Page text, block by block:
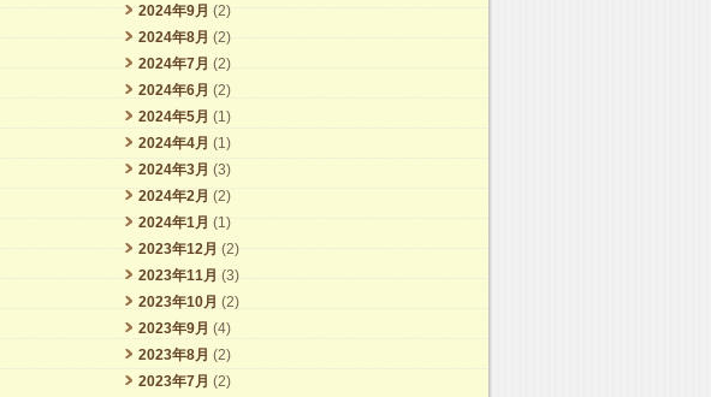
2024年9月 (2)
2024年8月 (2)
2024年7月 (2)
2024年6月 (2)
2024年5月 (1)
2024年4月 (1)
2024年3月 (3)
2024年2月 (2)
2024年1月 (1)
2023年12月 (2)
2023年11月 (3)
2023年10月 (2)
2023年9月 (4)
2023年8月 (2)
2023年7月 (2)